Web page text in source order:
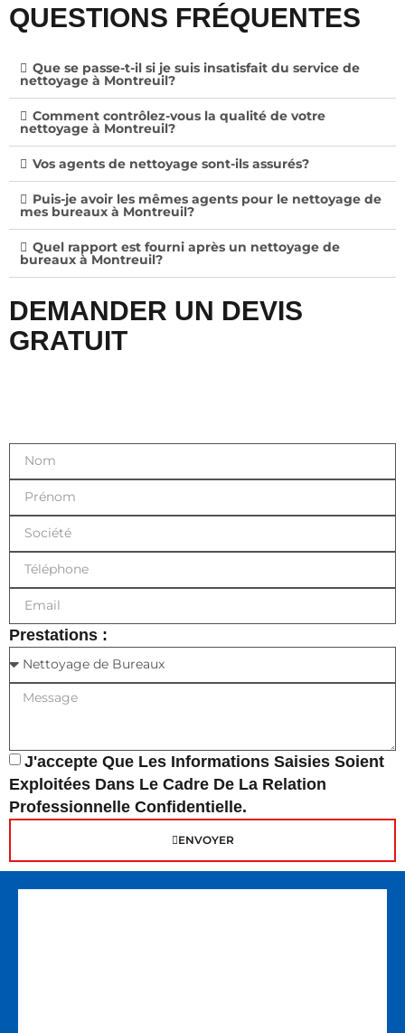
QUESTIONS FRÉQUENTES
Que se passe-t-il si je suis insatisfait du service de
nettoyage à Montreuil?
Comment contrôlez-vous la qualité de votre
nettoyage à Montreuil?
Vos agents de nettoyage sont-ils assurés?
Puis-je avoir les mêmes agents pour le nettoyage de
mes bureaux à Montreuil?
Quel rapport est fourni après un nettoyage de
bureaux à Montreuil?
DEMANDER UN DEVIS
GRATUIT
Prestations :
J'accepte Que Les Informations Saisies Soient
Exploitées Dans Le Cadre De La Relation
Professionnelle Confidentielle.
ENVOYER